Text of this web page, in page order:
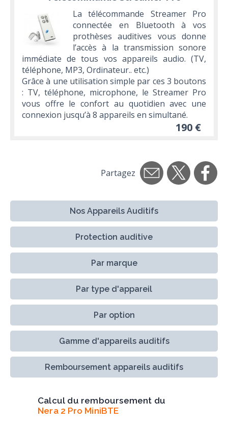
La télécommande Streamer Pro
connectée en Bluetooth à vos
prothèses auditives vous donne
l’accès à la transmission sonore
immédiate de tous vos appareils audio. (TV,
téléphone, MP3, Ordinateur.. etc.)
Grâce à une utilisation simple par ces 3 boutons
: TV, téléphone, microphone, le Streamer Pro
vous offre le confort au quotidien avec une
connexion jusqu’à 8 appareils en simultané.
190 €
Partagez
Nos Appareils Auditifs
Protection auditive
Par marque
Par type d'appareil
Par option
Gamme d'appareils auditifs
Remboursement appareils auditifs
Calcul du remboursement du
Nera 2 Pro MiniBTE